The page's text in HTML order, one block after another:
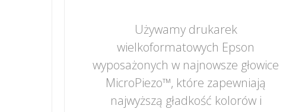
Używamy drukarek
wielkoformatowych Epson
wyposażonych w najnowsze głowice
MicroPiezo™, które zapewniają
najwyższą gładkość kolorów i